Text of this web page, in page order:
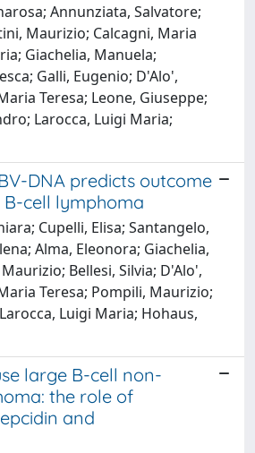
Annunziata, Salvatore;
Maurizio; Calcagni, Maria
Giachelia, Manuela;
Galli, Eugenio; D'Alo',
Teresa; Leone, Giuseppe;
Larocca, Luigi Maria;
DNA predicts outcome
cell lymphoma
Cupelli, Elisa; Santangelo,
Alma, Eleonora; Giachelia,
Bellesi, Silvia; D'Alo',
Teresa; Pompili, Maurizio;
Luigi Maria; Hohaus,
large B-cell non-
the role of
and